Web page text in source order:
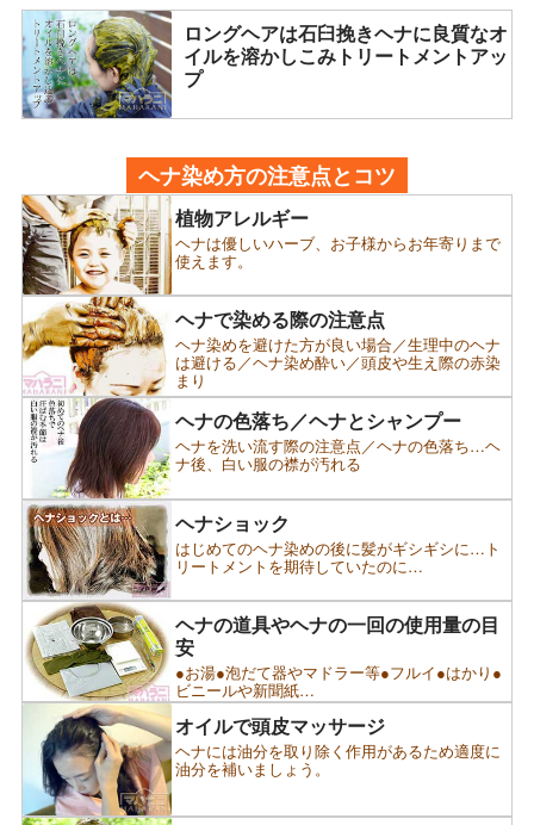
ロングヘアは石臼挽きヘナに良質なオ
イルを溶かしこみトリートメントアッ
プ
ヘナ染め方の注意点とコツ
植物アレルギー
ヘナは優しいハーブ、お子様からお年寄りまで
使えます。
ヘナで染める際の注意点
ヘナ染めを避けた方が良い場合／生理中のヘナ
は避ける／ヘナ染め酔い／頭皮や生え際の赤染
まり
ヘナの色落ち／ヘナとシャンプー
ヘナを洗い流す際の注意点／ヘナの色落ち…ヘ
ナ後、白い服の襟が汚れる
ヘナショック
はじめてのヘナ染めの後に髪がギシギシに…ト
リートメントを期待していたのに…
ヘナの道具やヘナの一回の使用量の目
安
●お湯●泡だて器やマドラー等●フルイ●はかり●
ビニールや新聞紙…
オイルで頭皮マッサージ
ヘナには油分を取り除く作用があるため適度に
油分を補いましょう。